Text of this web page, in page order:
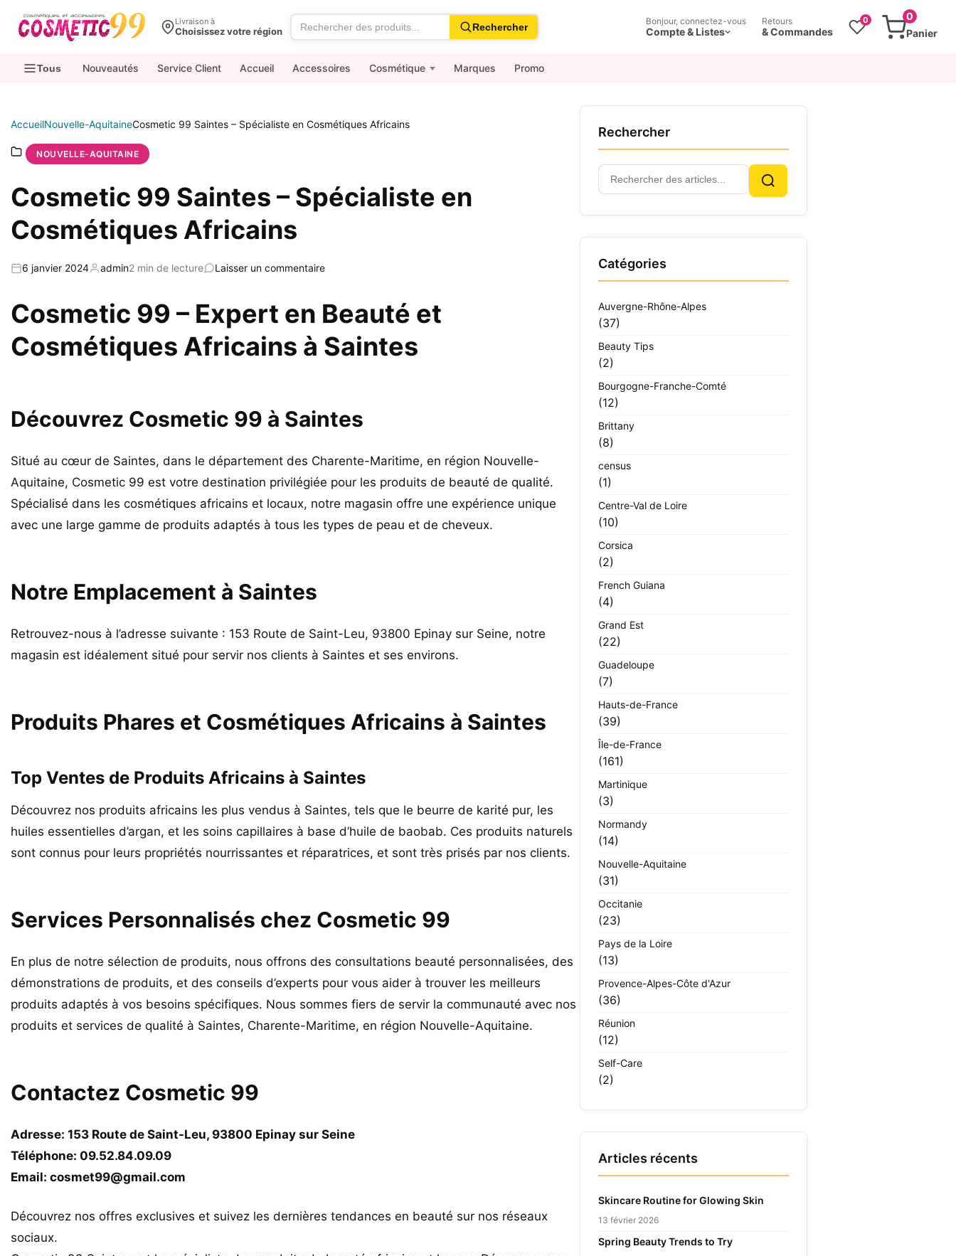
contenu
Livraison à
Choisissez votre région Rechercher
Bonjour, connectez-vous
Compte & Listes
Retours
& Commandes
0
0
Panier
Tous Nouveautés Service Client Accueil Accessoires Cosmétique Marques Promo
AccueilNouvelle-AquitaineCosmetic 99 Saintes – Spécialiste en Cosmétiques Africains
NOUVELLE-AQUITAINE
Cosmetic 99 Saintes – Spécialiste en
Cosmétiques Africains
6 janvier 2024 admin2 min de lecture Laisser un commentaire
Cosmetic 99 – Expert en Beauté et
Cosmétiques Africains à Saintes
Découvrez Cosmetic 99 à Saintes
Situé au cœur de Saintes, dans le département des Charente-Maritime, en région Nouvelle-
Aquitaine, Cosmetic 99 est votre destination privilégiée pour les produits de beauté de qualité.
Spécialisé dans les cosmétiques africains et locaux, notre magasin offre une expérience unique
avec une large gamme de produits adaptés à tous les types de peau et de cheveux.
Notre Emplacement à Saintes
Retrouvez-nous à l’adresse suivante : 153 Route de Saint-Leu, 93800 Epinay sur Seine, notre
magasin est idéalement situé pour servir nos clients à Saintes et ses environs.
Produits Phares et Cosmétiques Africains à Saintes
Top Ventes de Produits Africains à Saintes
Découvrez nos produits africains les plus vendus à Saintes, tels que le beurre de karité pur, les
huiles essentielles d’argan, et les soins capillaires à base d’huile de baobab. Ces produits naturels
sont connus pour leurs propriétés nourrissantes et réparatrices, et sont très prisés par nos clients.
Services Personnalisés chez Cosmetic 99
En plus de notre sélection de produits, nous offrons des consultations beauté personnalisées, des
démonstrations de produits, et des conseils d’experts pour vous aider à trouver les meilleurs
produits adaptés à vos besoins spécifiques. Nous sommes fiers de servir la communauté avec nos
produits et services de qualité à Saintes, Charente-Maritime, en région Nouvelle-Aquitaine.
Contactez Cosmetic 99
Adresse: 153 Route de Saint-Leu, 93800 Epinay sur Seine
Téléphone: 09.52.84.09.09
Email: cosmet99@gmail.com
Découvrez nos offres exclusives et suivez les dernières tendances en beauté sur nos réseaux
sociaux.
Rechercher
Rechercher
:
Rechercher
Catégories
Auvergne-Rhône-Alpes
(37)
Beauty Tips
(2)
Bourgogne-Franche-Comté
(12)
Brittany
(8)
census
(1)
Centre-Val de Loire
(10)
Corsica
(2)
French Guiana
(4)
Grand Est
(22)
Guadeloupe
(7)
Hauts-de-France
(39)
Île-de-France
(161)
Martinique
(3)
Normandy
(14)
Nouvelle-Aquitaine
(31)
Occitanie
(23)
Pays de la Loire
(13)
Provence-Alpes-Côte d'Azur
(36)
Réunion
(12)
Self-Care
(2)
Articles récents
Skincare Routine for Glowing Skin
13 février 2026
Spring Beauty Trends to Try